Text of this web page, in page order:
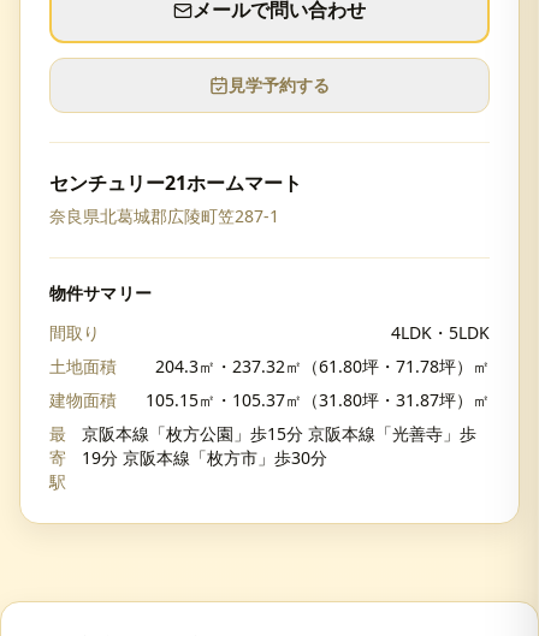
メールで問い合わせ
見学予約する
センチュリー21ホームマート
奈良県北葛城郡広陵町笠287-1
物件サマリー
間取り
4LDK・5LDK
土地面積
204.3㎡・237.32㎡（61.80坪・71.78坪）㎡
建物面積
105.15㎡・105.37㎡（31.80坪・31.87坪）㎡
最
寄
駅
京阪本線「枚方公園」歩15分 京阪本線「光善寺」歩
19分 京阪本線「枚方市」歩30分